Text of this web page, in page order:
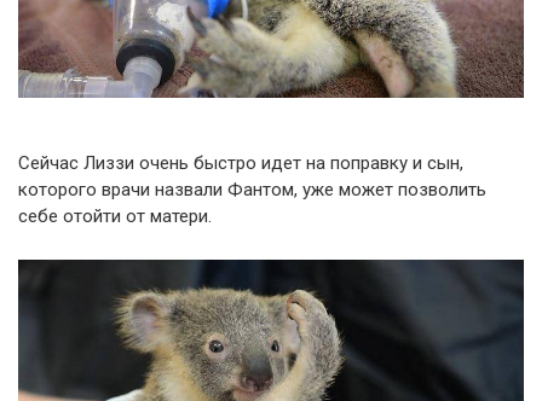
Сейчас Лиззи очень быстро идет на поправку и сын,
которого врачи назвали Фантом, уже может позволить
себе отойти от матери.